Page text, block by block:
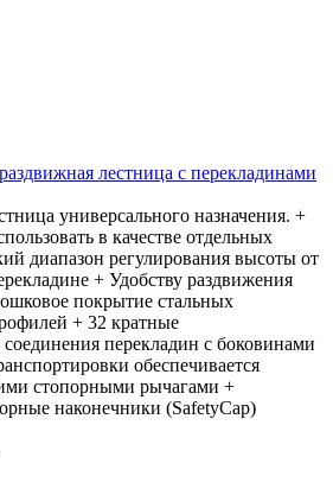
лестница с перекладинами
универсального назначения. +
в качестве отдельных
диапазон регулирования высоты от
+ Удобству раздвижения
покрытие стальных
+ 32 кратные
перекладин с боковинами
обеспечивается
стопорными рычагами +
наконечники (SafetyCap)